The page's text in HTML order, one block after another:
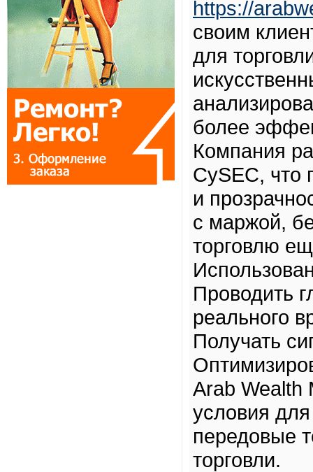
https://
своим
для
более
Компания
CySEC, что
и
с маржой,
торговлю
Проводить
реального
Получать
Arab Wealth
условия
передовые
торговли.